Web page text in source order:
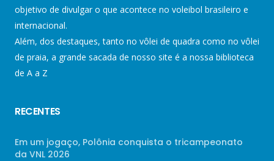
objetivo de divulgar o que acontece no voleibol brasileiro e
internacional.
Além, dos destaques, tanto no vôlei de quadra como no vôlei
de praia, a grande sacada de nosso site é a nossa biblioteca
de A a Z
RECENTES
Em um jogaço, Polônia conquista o tricampeonato
da VNL 2026